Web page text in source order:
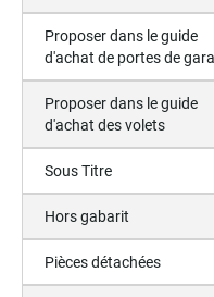
Proposer dans le guide
d'achat de portes de
Proposer dans le guide
d'achat des volets
Sous Titre
Hors gabarit
Pièces détachées